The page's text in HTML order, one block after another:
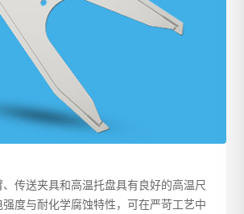
传送夹具和高温托盘具有良好的高温尺
度与耐化学腐蚀特性，可在严苛工艺中